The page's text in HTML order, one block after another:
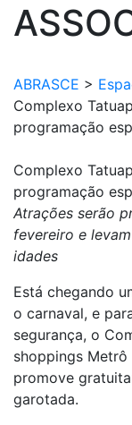
ABRASCE >
Complexo
programação
Complexo
programação
Atrações serão
fevereiro e
idades
Está chegando
o carnaval, e
segurança, o
shoppings Metrô
promove
garotada.